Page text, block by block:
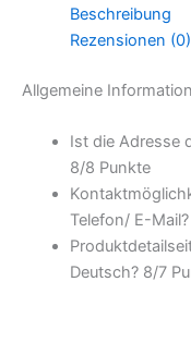
Beschreibung
Rezensionen (0)
Allgemeine
Ist die Adresse
8/8 Punkte
Telefon/ E-
Deutsch? 8/7